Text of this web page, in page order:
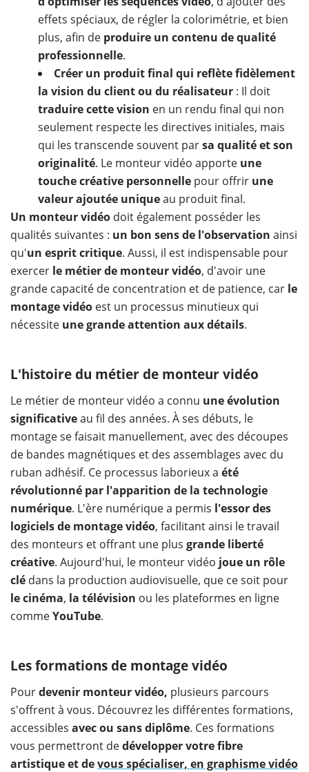
effets spéciaux, de régler la colorimétrie, et bien
plus, afin de produire un contenu de qualité
professionnelle.
Créer un produit final qui reflète fidèlement
la vision du client ou du réalisateur : Il doit
traduire cette vision en un rendu final qui non
seulement respecte les directives initiales, mais
qui les transcende souvent parsa qualité et son
originalité. Le monteur vidéo apporte une
touche créative personnelle pour offrir une
valeur ajoutée uniqueau produit final.
Un monteur vidéo doit également posséder les
qualités suivantes : un bon sens de l'observation ainsi
qu'un esprit critique. Aussi, il est indispensable pour
exercer le métier de monteur vidéo, d'avoir une
grande capacité de concentration et de patience, car le
montage vidéo est un processus minutieux qui
nécessite une grande attention aux détails.
L'histoire du métier de monteur vidéo
Le métier de monteur vidéo a connu une évolution
significativeau fil des années. À ses débuts, le
montage se faisait manuellement, avec des découpes
de bandes magnétiques et des assemblages avec du
ruban adhésif. Ce processus laborieux a été
révolutionné par l'apparition de la technologie
numérique. L'ère numérique a permis l'essor des
logiciels de montage vidéo, facilitant ainsi le travail
des monteurs et offrant une plus grande liberté
créative. Aujourd'hui, le monteur vidéo joue un rôle
clé dans la production audiovisuelle, que ce soit pour
le cinéma, la télévision ou les plateformes en ligne
commeYouTube.
Les formations de montage vidéo
Pourdevenir monteur vidéo, plusieurs parcours
s'offrent à vous. Découvrez les différentes formations,
accessibles avec ou sans diplôme. Ces formations
vous permettront dedévelopper votre fibre
artistique et devous spécialiser, en graphisme vidéo